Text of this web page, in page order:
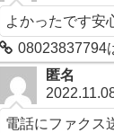
よかったです安
08023837794
匿名
電話にファクス